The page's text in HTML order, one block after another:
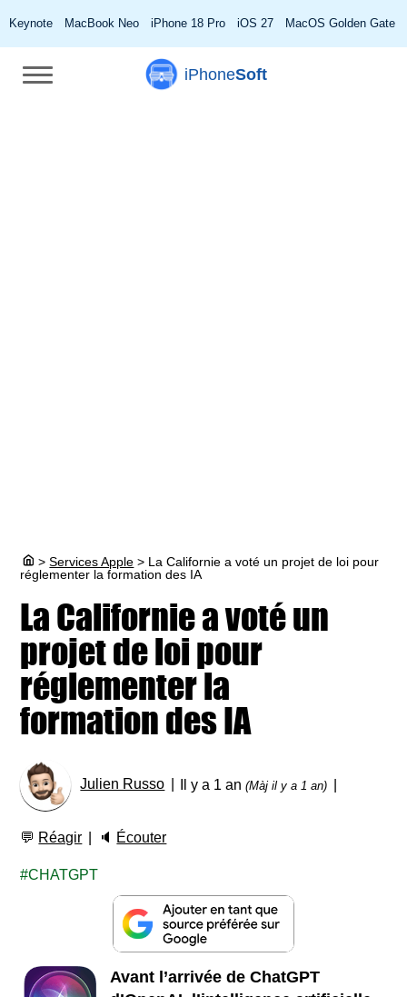
Keynote MacBook Neo iPhone 18 Pro iOS 27 MacOS Golden Gate
iPhoneSoft
> Services Apple > La Californie a voté un projet de loi pour
réglementer la formation des IA
La Californie a voté un
projet de loi pour
réglementer la
formation des IA
Julien Russo Il y a 1 an(Màj il y a 1 an)
💬 Réagir 🔈 Écouter
CHATGPT
Avant l’arrivée de ChatGPT